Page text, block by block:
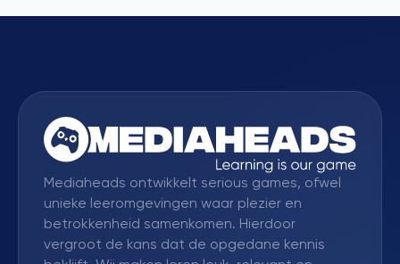
Mediaheads ontwikkelt serious games, ofwel
unieke leeromgevingen waar plezier en
betrokkenheid samenkomen. Hierdoor
vergroot de kans dat de opgedane kennis